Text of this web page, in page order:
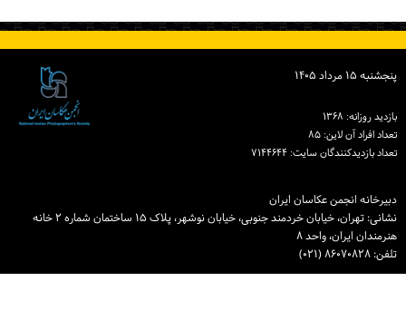
پنجشنبه ۱۵ مرداد ۱۴۰۵
بازدید روزانه: ۱۳۶۸
تعداد افراد آن لاین: ۸۵
تعداد بازدیدكنندگان سایت: ۷۱۴۴۶۴۴
دبیرخانه انجمن عکاسان ایران
نشانی: تهران، خیابان خردمند جنوبی، خیابان نوشهر، پلاک ۱۵ ساختمان شماره ۲ خانه
هنرمندان ایران، واحد ۸
تلفن: ۸۶۰۷۰۸۲۸ (۰۲۱)